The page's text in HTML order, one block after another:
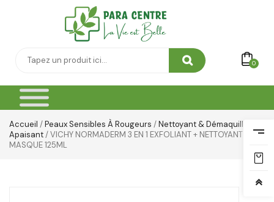
0
Accueil /Peaux Sensibles À Rougeurs /Nettoyant & Démaquillant
Apaisant/ VICHY NORMADERM 3 EN 1 EXFOLIANT + NETTOYANT +
MASQUE 125ML